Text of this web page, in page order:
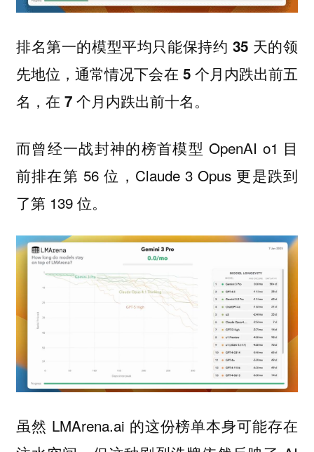
排名第一的模型平均只能保持约 35 天的领
先地位，通常情况下会在 5 个月内跌出前五
名，在 7 个月内跌出前十名。
而曾经一战封神的榜首模型 OpenAI o1 目
前排在第 56 位，Claude 3 Opus 更是跌到
了第 139 位。
虽然 LMArena.ai 的这份榜单本身可能存在